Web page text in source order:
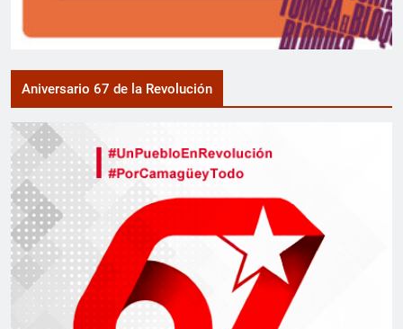
Aniversario 67 de la Revolución